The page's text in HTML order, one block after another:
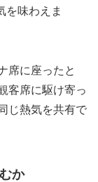
を味わえま
席に座ったと
客席に駆け寄っ
じ熱気を共有で
か